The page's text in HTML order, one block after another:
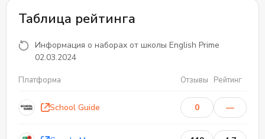
Таблица рейтинга
Информация о наборах от школы English Prime
02.03.2024
Платформа Отзывы Рейтинг
School Guide 0 —